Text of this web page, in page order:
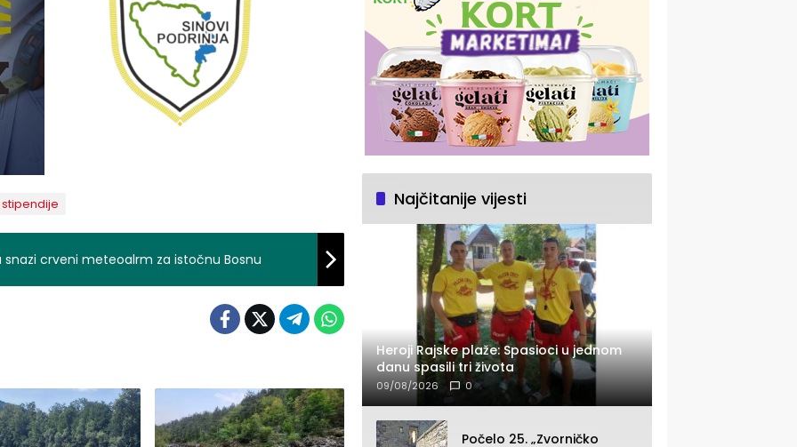
stipendije
snazi crveni meteoalrm za istočnu Bosnu
Najčitanije vijesti
Heroji Rajske plaže: Spasioci u jednom
danu spasili tri života
09/08/2026 0
Počelo 25. „Zvorničko